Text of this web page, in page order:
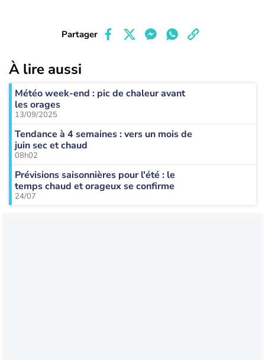
Partager
À lire aussi
Météo week-end : pic de chaleur avant
les orages
13/09/2025
Tendance à 4 semaines : vers un mois de
juin sec et chaud
08h02
Prévisions saisonnières pour l'été : le
temps chaud et orageux se confirme
24/07